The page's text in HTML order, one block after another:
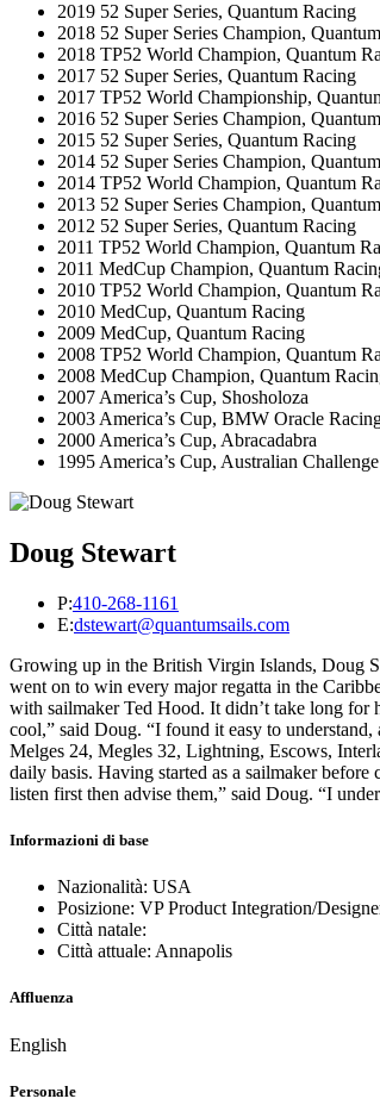
2019 52 Super Series, Quantum Racing
2018 52 Super Series Champion,
2018 TP52 World Champion, Quantum
2017 52 Super Series, Quantum Racing
2017 TP52 World Championship,
2016 52 Super Series Champion,
2015 52 Super Series, Quantum Racing
2014 52 Super Series Champion,
2014 TP52 World Champion, Quantum
2013 52 Super Series Champion,
2012 52 Super Series, Quantum Racing
2011 TP52 World Champion, Quantum
2011 MedCup Champion, Quantum
2010 TP52 World Champion, Quantum
2010 MedCup, Quantum Racing
2009 MedCup, Quantum Racing
2008 TP52 World Champion, Quantum
2008 MedCup Champion, Quantum
2007 America’s Cup, Shosholoza
2003 America’s Cup, BMW Oracle
2000 America’s Cup, Abracadabra
1995 America’s Cup, Australian Challenge
Doug Stewart
P:410-268-1161
E:dstewart@quantumsails.com
Growing up in the British Virgin Islands, Doug
went on to win every major regatta in the
with sailmaker Ted Hood. It didn’t take long for
cool,” said Doug. “I found it easy to
Melges 24, Megles 32, Lightning, Escows,
daily basis. Having started as a sailmaker
listen first then advise them,” said Doug. “I
Informazioni di base
Nazionalità: USA
Posizione: VP Product Integration/
Città natale:
Città attuale: Annapolis
Affluenza
English
Personale